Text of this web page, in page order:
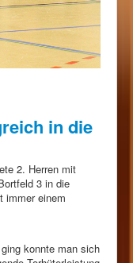
in die
2. Herren mit
3 in die
immer einem
konnte man sich